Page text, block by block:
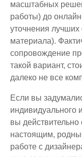
масштабных
работы) до
уточнения лучших
материала).
сопровождение
такой вариант,
далеко не все
Если вы
индивидуального
вы
настоящим,
работе с